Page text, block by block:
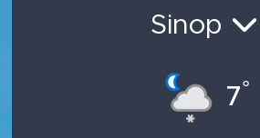
Sinop
7°